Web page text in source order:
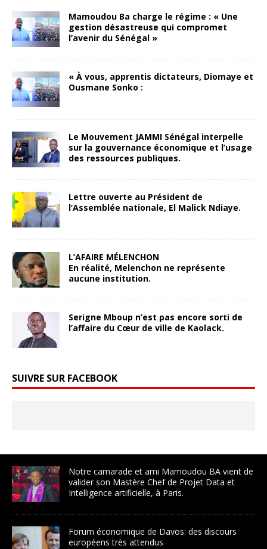
Mamoudou Ba charge le régime : « Une
gestion désastreuse qui compromet
l’avenir du Sénégal »
« À vous, apprentis dictateurs, Diomaye et
Ousmane Sonko :
Le Mouvement JAMMI Sénégal interpelle
sur la gouvernance économique et l’usage
des ressources publiques.
Lettre ouverte au Président de
l’Assemblée nationale, El Malick Ndiaye.
L’AFAIRE MÉLENCHON
En réalité, Melenchon ne représente
aucune institution.
Serigne Mboup n’est pas encore sorti de
l’affaire du Cœur de ville de Kaolack.
SUIVRE SUR FACEBOOK
Notre camarade et ami Mamoudou BA vient de
valider son Mastère Chef de Projet Data et
Intelligence artificielle, à Paris.
Forum économique de Davos: des discours
européens très attendus